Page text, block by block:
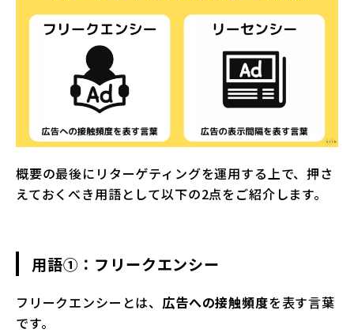
概要の最後にリターゲティングを運用する上で、押さ
えておくべき用語として以下の2点をご紹介します。
用語①：フリークエンシー
フリークエンシーとは、 広告への接触頻度を表す言葉
です。